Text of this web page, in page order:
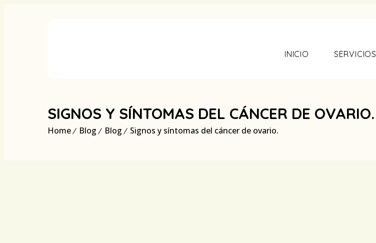
INICIO SERVICIOS
SIGNOS Y SÍNTOMAS DEL CÁNCER DE OVARIO.
Home Blog Blog Signos y síntomas del cáncer de ovario.